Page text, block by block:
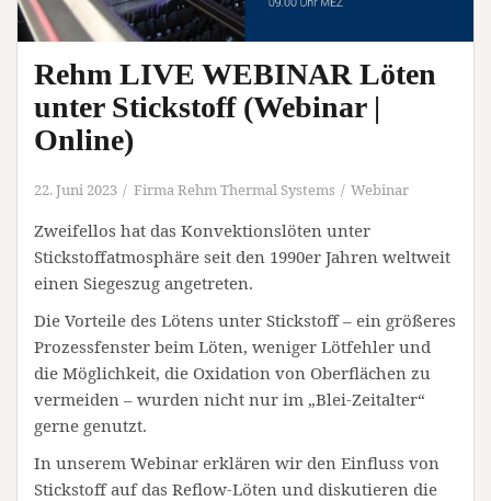
Rehm LIVE WEBINAR Löten
unter Stickstoff (Webinar |
Online)
22. Juni 2023 Firma Rehm Thermal Systems Webinar
Zweifellos hat das Konvektionslöten unter
Stickstoffatmosphäre seit den 1990er Jahren weltweit
einen Siegeszug angetreten.
Die Vorteile des Lötens unter Stickstoff – ein größeres
Prozessfenster beim Löten, weniger Lötfehler und
die Möglichkeit, die Oxidation von Oberflächen zu
vermeiden – wurden nicht nur im „Blei-Zeitalter“
gerne genutzt.
In unserem Webinar erklären wir den Einfluss von
Stickstoff auf das Reflow-Löten und diskutieren die